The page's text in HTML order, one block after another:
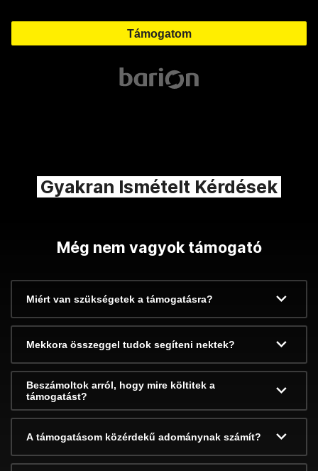
Gyakran Ismételt Kérdések
Még nem vagyok támogató
Miért van szükségetek a támogatásra?
Mekkora összeggel tudok segíteni nektek?
Beszámoltok arról, hogy mire költitek a
támogatást?
A támogatásom közérdekű adománynak számít?